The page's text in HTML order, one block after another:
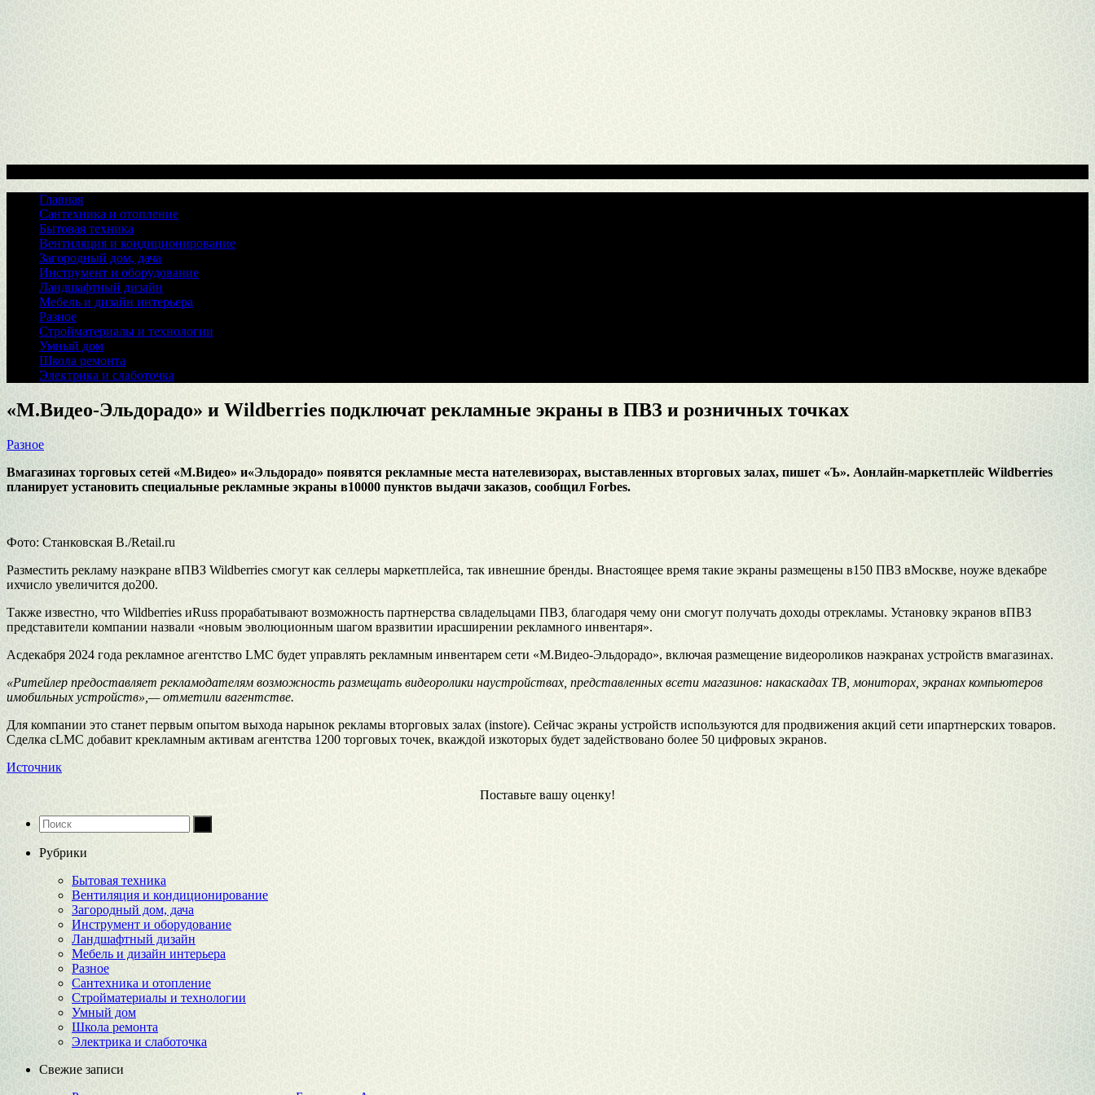
Главная
Сантехника и отопление
Бытовая техника
Вентиляция и кондиционирование
Загородный дом, дача
Инструмент и оборудование
Ландшафтный дизайн
Мебель и дизайн интерьера
Разное
Стройматериалы и технологии
Умный дом
Школа ремонта
Электрика и слаботочка
«М.Видео-Эльдорадо» и Wildberries подключат рекламные экраны в ПВЗ и розничных точках
Разное
Вмагазинах торговых сетей «М.Видео» и«Эльдорадо» появятся рекламные места нателевизорах, выставленных вторговых залах, пишет «Ъ». Аонлайн-маркетплейс Wildberries
планирует установить специальные рекламные экраны в10000 пунктов выдачи заказов, сообщил Forbes.
Фото: Станковская В./Retail.ru
Разместить рекламу наэкране вПВЗ Wildberries смогут как селлеры маркетплейса, так ивнешние бренды. Внастоящее время такие экраны размещены в150 ПВЗ вМоскве, ноуже вдекабре
ихчисло увеличится до200.
Также известно, что Wildberries иRuss прорабатывают возможность партнерства свладельцами ПВЗ, благодаря чему они смогут получать доходы отрекламы. Установку экранов вПВЗ
представители компании назвали «новым эволюционным шагом вразвитии ирасширении рекламного инвентаря».
Асдекабря 2024 года рекламное агентство LMC будет управлять рекламным инвентарем сети «М.Видео-Эльдорадо», включая размещение видеороликов наэкранах устройств вмагазинах.
«Ритейлер предоставляет рекламодателям возможность размещать видеоролики наустройствах, представленных всети магазинов: накаскадах ТВ, мониторах, экранах компьютеров
имобильных устройств»,— отметили вагентстве.
Для компании это станет первым опытом выхода нарынок рекламы вторговых залах (instore). Сейчас экраны устройств используются для продвижения акций сети ипартнерских товаров.
Сделка сLMC добавит крекламным активам агентства 1200 торговых точек, вкаждой изкоторых будет задействовано более 50 цифровых экранов.
Источник
Поставьте вашу оценку!
Рубрики
Бытовая техника
Вентиляция и кондиционирование
Загородный дом, дача
Инструмент и оборудование
Ландшафтный дизайн
Мебель и дизайн интерьера
Разное
Сантехника и отопление
Стройматериалы и технологии
Умный дом
Школа ремонта
Электрика и слаботочка
Свежие записи